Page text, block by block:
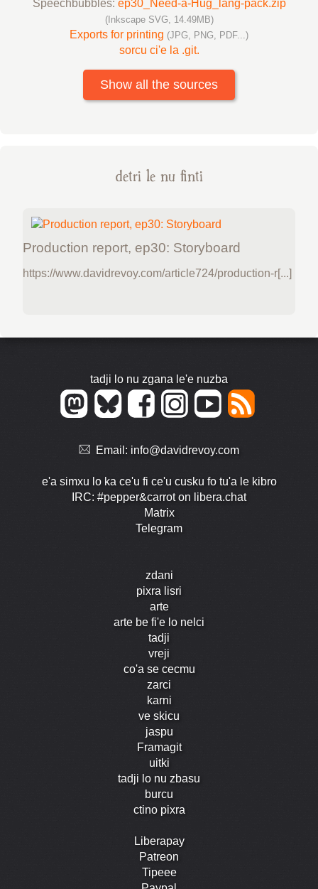
Speechbubbles: ep30_Need-a-Hug_lang-pack.zip
(Inkscape SVG, 14.49MB)
Exports for printing (JPG, PNG, PDF...)
sorcu ci'e la .git.
Show all the sources
detri le nu finti
Production report, ep30: Storyboard
https://www.davidrevoy.com/article724/production-r[...]
tadji lo nu zgana le'e nuzba
Email: info@davidrevoy.com
e'a simxu lo ka ce'u fi ce'u cusku fo tu'a le kibro
IRC: #pepper&carrot on libera.chat
Matrix
Telegram
zdani
pixra lisri
arte
arte be fi'e lo nelci
tadji
vreji
co'a se cecmu
zarci
karni
ve skicu
jaspu
Framagit
uitki
tadji lo nu zbasu
burcu
ctino pixra
Liberapay
Patreon
Tipeee